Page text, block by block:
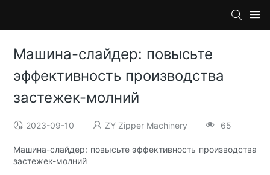
Машина-слайдер: повысьте
эффективность производства
застежек-молний
2023-09-10 ZY Zipper Machinery 65
Машина-слайдер: повысьте эффективность производства
застежек-молний